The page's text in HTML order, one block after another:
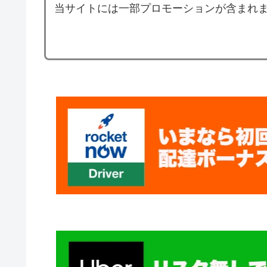
当サイトには一部プロモーションが含まれ